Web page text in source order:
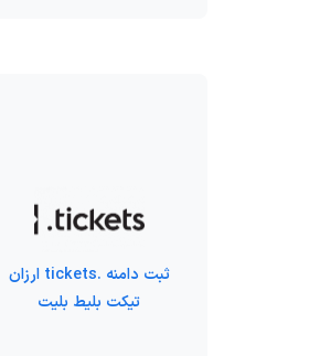
ثبت دامنه .tickets ارزان
تیکت بلیط بلیت